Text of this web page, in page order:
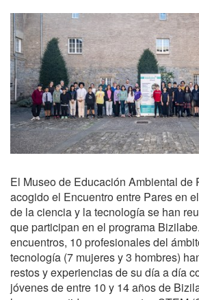
El Museo de Educación Ambiental de
acogido el Encuentro entre Pares en
de la ciencia y la tecnología se han
que participan en el programa
encuentros, 10 profesionales del
tecnología (7 mujeres y 3 hombres)
restos y experiencias de su día a día
jóvenes de entre 10 y 14 años de